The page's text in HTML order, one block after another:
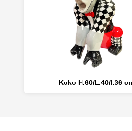
Koko H.60/L.40/l.36